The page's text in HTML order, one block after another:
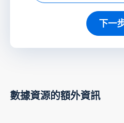
下一
數據資源的額外資訊